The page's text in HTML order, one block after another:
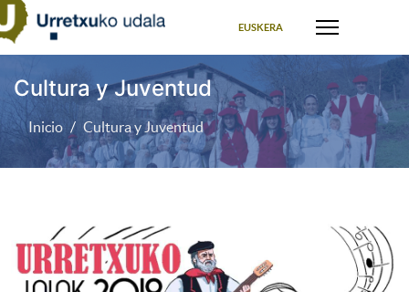
EUSKERA
Cultura y Juventud
Inicio Cultura y Juventud